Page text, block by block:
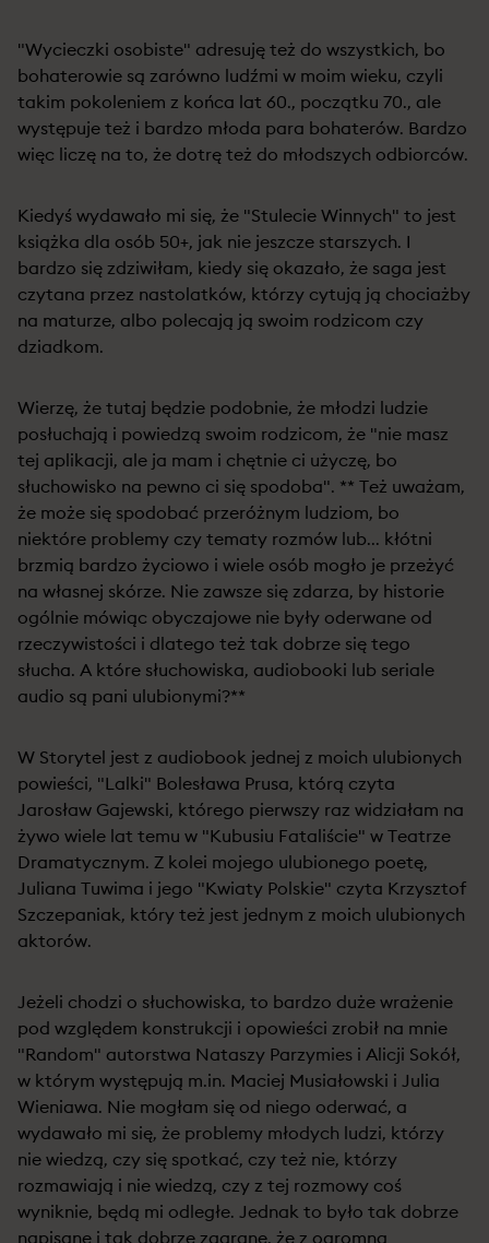
"Wycieczki osobiste" adresuję też do wszystkich, bo
bohaterowie są zarówno ludźmi w moim wieku, czyli
takim pokoleniem z końca lat 60., początku 70., ale
występuje też i bardzo młoda para bohaterów. Bardzo
więc liczę na to, że dotrę też do młodszych odbiorców.
Kiedyś wydawało mi się, że "Stulecie Winnych" to jest
książka dla osób 50+, jak nie jeszcze starszych. I
bardzo się zdziwiłam, kiedy się okazało, że saga jest
czytana przez nastolatków, którzy cytują ją chociażby
na maturze, albo polecają ją swoim rodzicom czy
dziadkom.
Wierzę, że tutaj będzie podobnie, że młodzi ludzie
posłuchają i powiedzą swoim rodzicom, że "nie masz
tej aplikacji, ale ja mam i chętnie ci użyczę, bo
słuchowisko na pewno ci się spodoba". ** Też uważam,
że może się spodobać przeróżnym ludziom, bo
niektóre problemy czy tematy rozmów lub... kłótni
brzmią bardzo życiowo i wiele osób mogło je przeżyć
na własnej skórze. Nie zawsze się zdarza, by historie
ogólnie mówiąc obyczajowe nie były oderwane od
rzeczywistości i dlatego też tak dobrze się tego
słucha. A które słuchowiska, audiobooki lub seriale
audio są pani ulubionymi?**
W Storytel jest z audiobook jednej z moich ulubionych
powieści, "Lalki" Bolesława Prusa, którą czyta
Jarosław Gajewski, którego pierwszy raz widziałam na
żywo wiele lat temu w "Kubusiu Fataliście" w Teatrze
Dramatycznym. Z kolei mojego ulubionego poetę,
Juliana Tuwima i jego "Kwiaty Polskie" czyta Krzysztof
Szczepaniak, który też jest jednym z moich ulubionych
aktorów.
Jeżeli chodzi o słuchowiska, to bardzo duże wrażenie
pod względem konstrukcji i opowieści zrobił na mnie
"Random" autorstwa Nataszy Parzymies i Alicji Sokół,
w którym występują m.in. Maciej Musiałowski i Julia
Wieniawa. Nie mogłam się od niego oderwać, a
wydawało mi się, że problemy młodych ludzi, którzy
nie wiedzą, czy się spotkać, czy też nie, którzy
rozmawiają i nie wiedzą, czy z tej rozmowy coś
wyniknie, będą mi odległe. Jednak to było tak dobrze
napisane i tak dobrze zagrane, że z ogromną